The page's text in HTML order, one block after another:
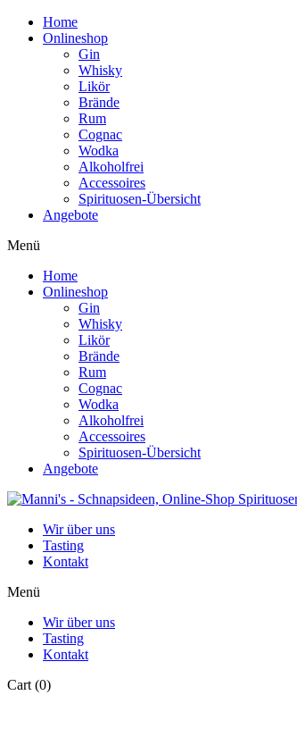
Home
Onlineshop
Gin
Whisky
Likör
Brände
Rum
Cognac
Wodka
Alkoholfrei
Accessoires
Spirituosen-Übersicht
Angebote
Menü
Home
Onlineshop
Gin
Whisky
Likör
Brände
Rum
Cognac
Wodka
Alkoholfrei
Accessoires
Spirituosen-Übersicht
Angebote
Wir über uns
Tasting
Kontakt
Menü
Wir über uns
Tasting
Kontakt
Cart (0)